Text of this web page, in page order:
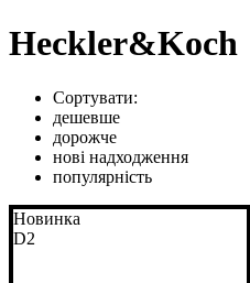
Heckler&Koch
Сортувати:
дешевше
дорожче
нові надходження
популярність
Новинка
D2